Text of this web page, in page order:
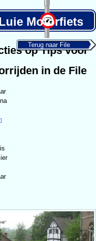
Motorfiets
op Tips voor
in de File
Terug naar File